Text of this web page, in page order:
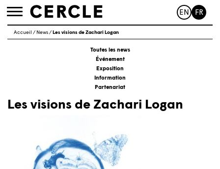
Toggle
EN FR
Accueil / News/ Les visions de Zachari Logan
Toutes les news
Événement
Exposition
Information
Partenariat
Les visions de Zachari Logan